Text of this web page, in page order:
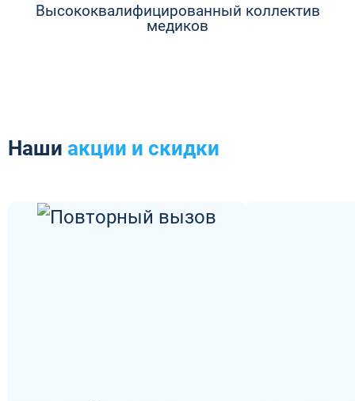
Высококвалифицированный коллектив
медиков
Наши акции и скидки